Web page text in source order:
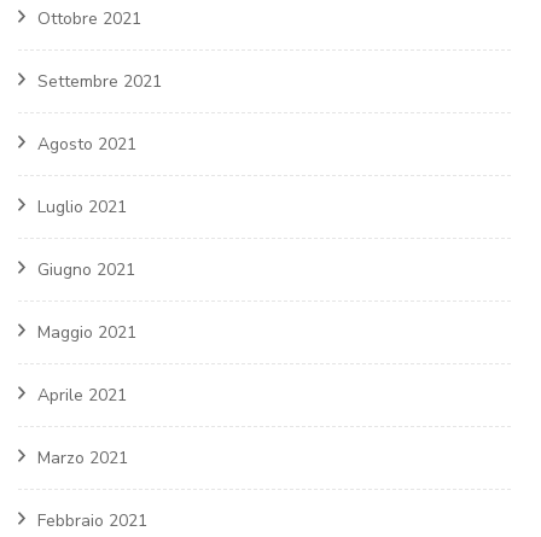
Ottobre 2021
Settembre 2021
Agosto 2021
Luglio 2021
Giugno 2021
Maggio 2021
Aprile 2021
Marzo 2021
Febbraio 2021